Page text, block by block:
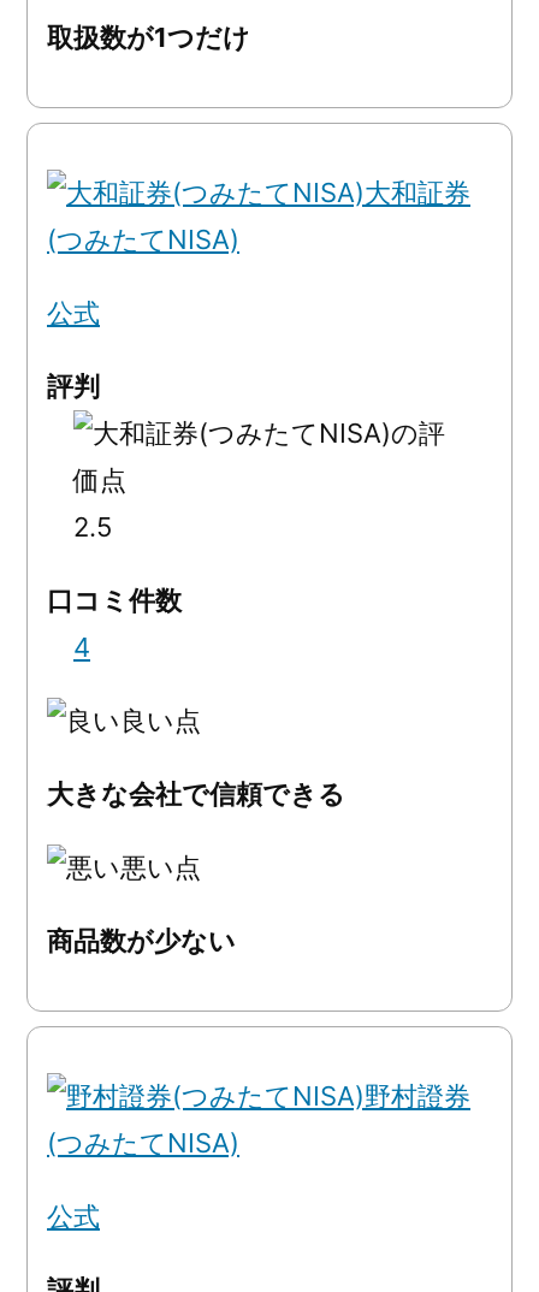
取扱数が1つだけ
大和証券
(つみたてNISA)
公式
評判
2.5
口コミ件数
4
良い点
大きな会社で信頼できる
悪い点
商品数が少ない
野村證券
(つみたてNISA)
公式